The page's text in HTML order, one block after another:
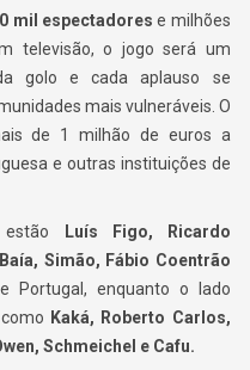
mil espectadores e milhões
televisão, o jogo será um
golo e cada aplauso se
mais vulneráveis. O
de 1 milhão de euros a
e outras instituições de
estão
Luís Figo, Ricardo
Simão, Fábio Coentrão
Portugal, enquanto o lado
Kaká, Roberto Carlos,
Schmeichel e Cafu.